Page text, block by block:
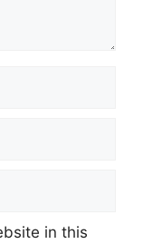
in this